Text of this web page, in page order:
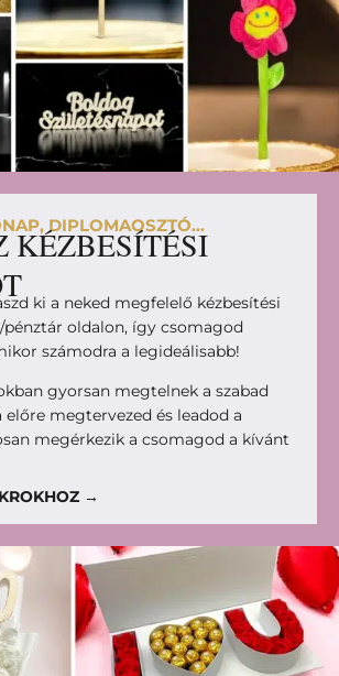
DIPLOMAOSZTÓ...
KÉZBESÍTÉSI
ki a neked megfelelő kézbesítési
oldalon, így csomagod
számodra a legideálisabb!
gyorsan megtelnek a szabad
megtervezed és leadod a
megérkezik a csomagod a kívánt
→